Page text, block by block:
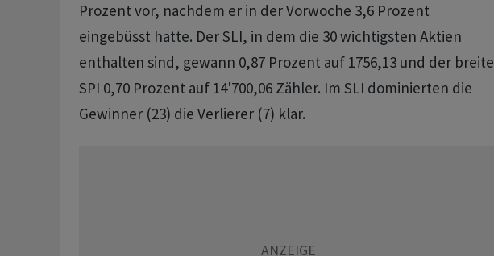
Prozent vor, nachdem er in der Vorwoche 3,6 Prozent
eingebüsst hatte. Der SLI, in dem die 30 wichtigsten Aktien
enthalten sind, gewann 0,87 Prozent auf 1756,13 und der breite
SPI 0,70 Prozent auf 14'700,06 Zähler. Im SLI dominierten die
Gewinner (23) die Verlierer (7) klar.